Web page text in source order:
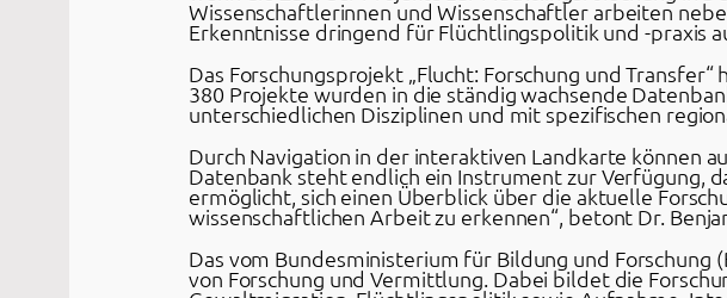
Wissenschaftlerinnen und Wissenschaftler arbeiten
Erkenntnisse dringend für Flüchtlingspolitik und -praxis
Das Forschungsprojekt „Flucht: Forschung und
380 Projekte wurden in die ständig wachsende
unterschiedlichen Disziplinen und mit spezifischen
Durch Navigation in der interaktiven Landkarte können
Datenbank steht endlich ein Instrument zur Verfügung,
ermöglicht, sich einen Überblick über die aktuelle
wissenschaftlichen Arbeit zu erkennen“, betont Dr.
Das vom Bundesministerium für Bildung und
von Forschung und Vermittlung. Dabei bildet die